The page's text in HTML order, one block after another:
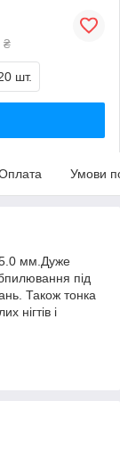
₴
шт.
Умови
5.0 мм.Дуже
під
Також тонка
нігтів і